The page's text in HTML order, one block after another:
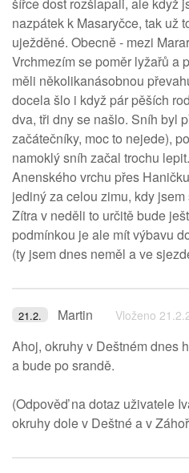
nazpátek k Masaryčce, tak už
uježděné. Obecně - mezi
Vrchmezím se poměr lyžařů a
měli několikanásobnou
docela šlo i když pár pěších
dva, tři dny se našlo. Sníh byl
začátečníky, moc to nejede),
namoklý sníh začal trochu
Anenského vrchu přes
jediný za celou zimu, kdy
Zítra v neděli to určitě bude
podmínkou je ale mít výbavu
(ty jsem dnes neměl a ve
21.2. Martin Vloženo
Ahoj, okruhy v Deštném dnes
a bude po srandě.
(Odpověď na dotaz uživatele
okruhy dole v Deštné a v